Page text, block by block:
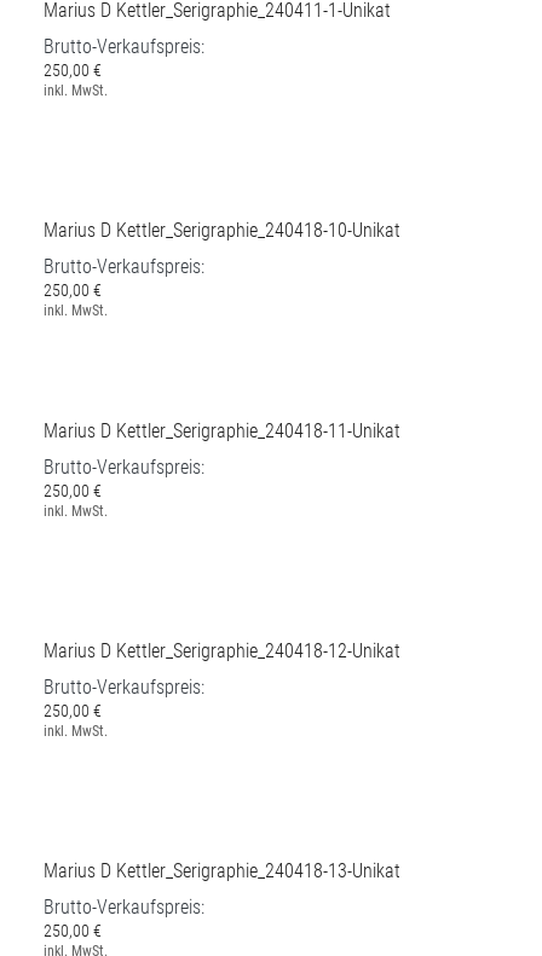
Marius D Kettler_Serigraphie_240411-1-Unikat
Brutto-Verkaufspreis:
250,00 €
Marius D Kettler_Serigraphie_240418-10-Unikat
Brutto-Verkaufspreis:
Marius D Kettler_Serigraphie_240418-11-Unikat
Brutto-Verkaufspreis:
Marius D Kettler_Serigraphie_240418-12-Unikat
Marius D Kettler_Serigraphie_240418-13-Unikat